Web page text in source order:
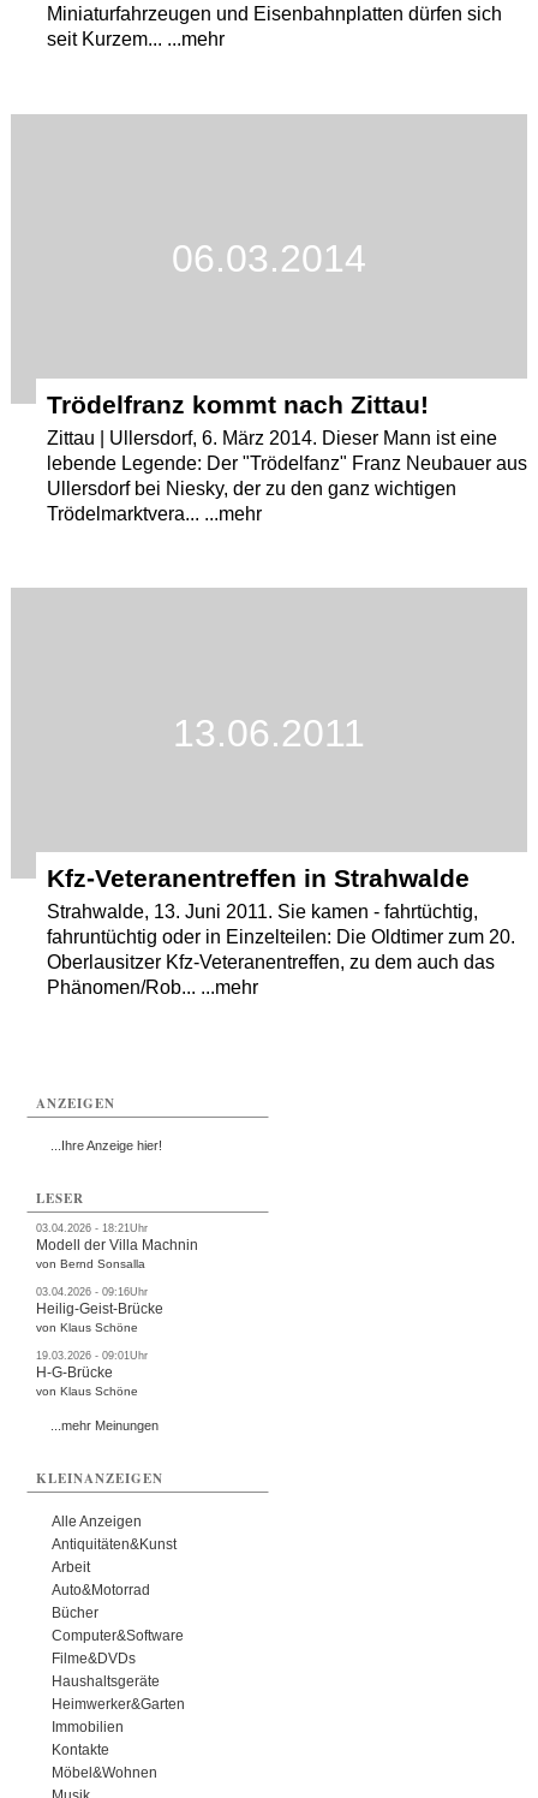
Miniaturfahrzeugen und Eisenbahnplatten dürfen sich
seit Kurzem... ...mehr
06.03.2014
Trödelfranz kommt nach Zittau!
Zittau | Ullersdorf, 6. März 2014. Dieser Mann ist eine
lebende Legende: Der "Trödelfanz" Franz Neubauer aus
Ullersdorf bei Niesky, der zu den ganz wichtigen
Trödelmarktvera... ...mehr
13.06.2011
Kfz-Veteranentreffen in Strahwalde
Strahwalde, 13. Juni 2011. Sie kamen - fahrtüchtig,
fahruntüchtig oder in Einzelteilen: Die Oldtimer zum 20.
Oberlausitzer Kfz-Veteranentreffen, zu dem auch das
Phänomen/Rob... ...mehr
ANZEIGEN
...Ihre Anzeige hier!
LESER
03.04.2026 - 18:21Uhr
Modell der Villa Machnin
von Bernd Sonsalla
03.04.2026 - 09:16Uhr
Heilig-Geist-Brücke
von Klaus Schöne
19.03.2026 - 09:01Uhr
H-G-Brücke
von Klaus Schöne
...mehr Meinungen
KLEINANZEIGEN
Alle Anzeigen
Antiquitäten&Kunst
Arbeit
Auto&Motorrad
Bücher
Computer&Software
Filme&DVDs
Haushaltsgeräte
Heimwerker&Garten
Immobilien
Kontakte
Möbel&Wohnen